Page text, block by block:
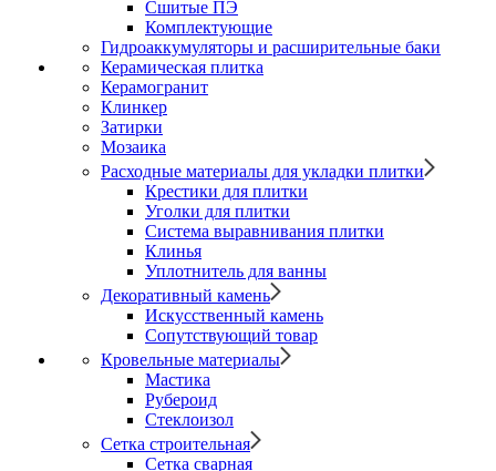
Сшитые ПЭ
Комплектующие
Гидроаккумуляторы и расширительные баки
Керамическая плитка
Керамогранит
Клинкер
Затирки
Мозаика
Расходные материалы для укладки плитки
Крестики для плитки
Уголки для плитки
Система выравнивания плитки
Клинья
Уплотнитель для ванны
Декоративный камень
Искусственный камень
Сопутствующий товар
Кровельные материалы
Мастика
Рубероид
Стеклоизол
Сетка строительная
Сетка сварная